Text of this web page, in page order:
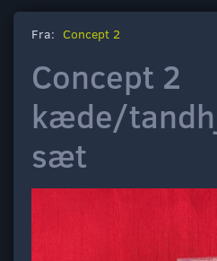
Fra: Concept 2
Concept 2
kæde/
sæt